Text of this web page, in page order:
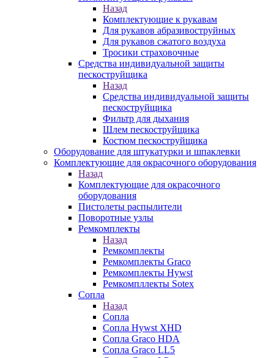
Назад
Комплектующие к рукавам
Для рукавов абразивоструйных
Для рукавов сжатого воздуха
Тросики страховочные
Средства индивидуальной защиты
пескоструйщика
Назад
Средства индивидуальной защиты
пескоструйщика
Фильтр для дыхания
Шлем пескоструйщика
Костюм пескоструйщика
Оборудование для штукатурки и шпаклевки
Комплектующие для окрасочного оборудования
Назад
Комплектующие для окрасочного
оборудования
Пистолеты распылители
Поворотные узлы
Ремкомплекты
Назад
Ремкомплекты
Ремкомплекты Graco
Ремкомплекты Hywst
Ремкомпллекты Sotex
Сопла
Назад
Сопла
Сопла Hywst XHD
Сопла Graco HDA
Сопла Graco LL5